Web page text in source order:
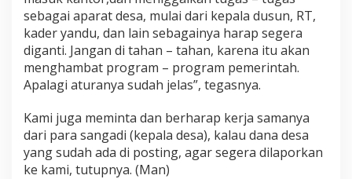
i
g
a
n
sebagai aparat desa, mulai dari kepala dusun, RT,
kader yandu, dan lain sebagainya harap segera
diganti. Jangan di tahan – tahan, karena itu akan
menghambat program – program pemerintah.
Apalagi aturanya sudah jelas”, tegasnya.
Kami juga meminta dan berharap kerja samanya
dari para sangadi (kepala desa), kalau dana desa
yang sudah ada di posting, agar segera dilaporkan
ke kami, tutupnya. (Man)